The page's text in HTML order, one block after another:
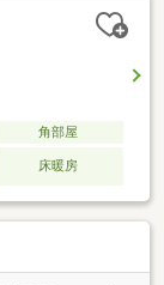
角部屋
床暖房